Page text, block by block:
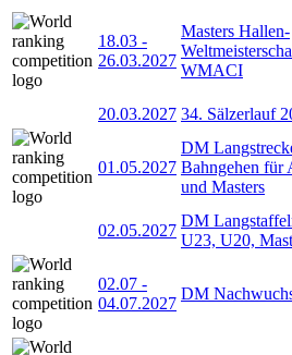
18.03 -
26.03.2027
Masters Hallen-
WMACI
20.03.2027 34. Sälzerlauf
01.05.2027
DM
Bahngehen für
und Masters
02.05.2027
DM
U23, U20,
02.07 -
04.07.2027
DM